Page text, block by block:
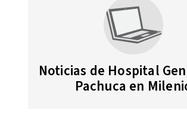
Noticias de Hospital
Pachuca en